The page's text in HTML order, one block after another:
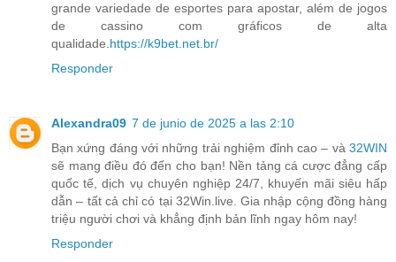
grande variedade de esportes para apostar, além de jogos
de cassino com gráficos de alta
qualidade. https://k9bet.net.br/
Responder
Alexandra09 7 de junio de 2025 a las 2:10
Bạn xứng đáng với những trải nghiệm đỉnh cao – và 32WIN
sẽ mang điều đó đến cho bạn! Nền tảng cá cược đẳng cấp
quốc tế, dịch vụ chuyên nghiệp 24/7, khuyến mãi siêu hấp
dẫn – tất cả chỉ có tại 32Win.live. Gia nhập cộng đồng hàng
triệu người chơi và khẳng định bản lĩnh ngay hôm nay!
Responder